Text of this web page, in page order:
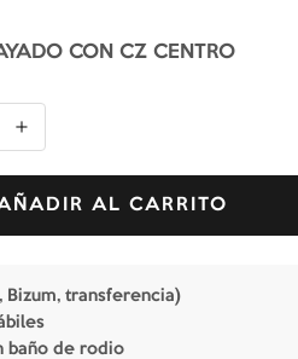
CON CZ CENTRO
AL CARRITO
Bizum, transferencia)
baño de rodio